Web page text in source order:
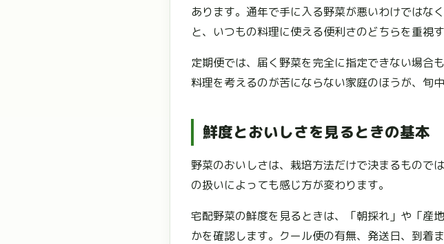
あります。通年で手に入る野菜が悪いわけではな
と、いつもの料理に使える便利さのどちらを重視
定期便では、届く野菜を完全に指定できない場合
料理を考えるのが苦にならない家庭のほうが、旬
鮮度とおいしさを見るときの基本
野菜のおいしさは、栽培方法だけで決まるもので
の扱いによっても感じ方が変わります。
宅配野菜の鮮度を見るときは、「朝採れ」や「産
かを確認します。クール便の有無、発送日、到着